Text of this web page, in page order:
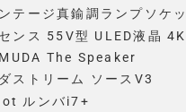
テージ真鍮調ランプソケッ
ンス 55V型 ULED液晶
The Speaker
ストリーム ソースV3
ルンバi7+